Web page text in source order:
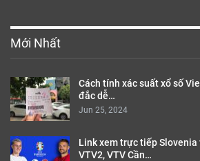
Mới Nhất
Cách tính xác suất xổ số
đắc dễ…
Jun 25, 2024
Link xem trực tiếp Slovenia
VTV2, VTV Cần…